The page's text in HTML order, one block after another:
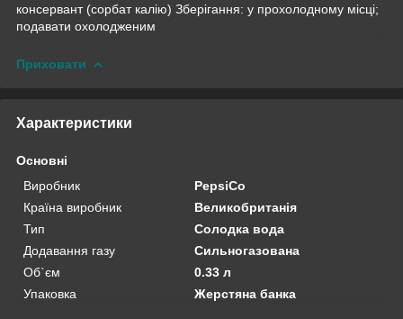
консервант (сорбат калію) Зберігання: у прохолодному місці;
подавати охолодженим​
Приховати
Характеристики
Основні
Виробник
PepsiCo
Країна виробник
Великобританія
Тип
Солодка вода
Додавання газу
Сильногазована
Об`єм
0.33 л
Упаковка
Жерстяна банка